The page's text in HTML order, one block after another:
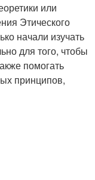
или
Этического
начали изучать
для того, чтобы
помогать
принципов,